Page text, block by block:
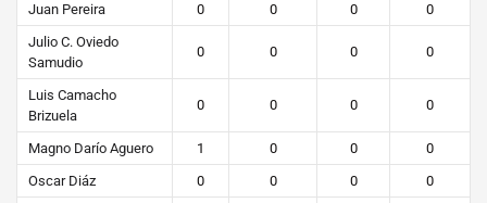
Juan Pereira
0 0 0
0
Julio C. Oviedo
Samudio
0 0 0 0
Luis Camacho
Brizuela
0 0 0 0
Magno Darío Aguero 1 0 0
0
Oscar Diáz
0 0 0
0